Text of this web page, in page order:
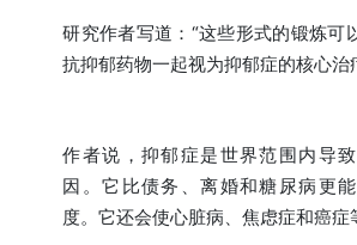
研究作者写道：“这些形式的锻炼可
抗抑郁药物一起视为抑郁症的核心治
作者说，抑郁症是世界范围内导
因。它比债务、离婚和糖尿病更
度。它还会使心脏病、焦虑症和癌症